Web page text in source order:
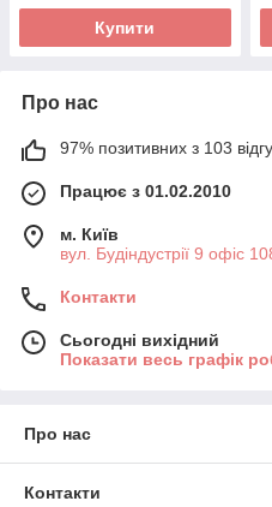
Купити
Про нас
97% позитивних з 103
Працює з 01.02.2010
м. Київ
вул. Будіндустрії 9 офіс
Контакти
Сьогодні вихідний
Показати весь графік
Про нас
Контакти